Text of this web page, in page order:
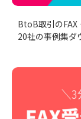
BtoB取引のFAX
20社の事例集ダ